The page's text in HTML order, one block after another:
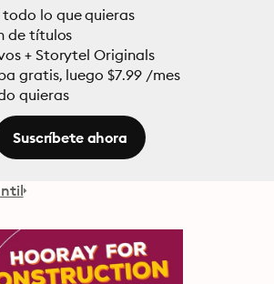
todo lo que quieras
de títulos
+ Storytel Originals
gratis, luego $7.99 /mes
quieras
Suscríbete ahora